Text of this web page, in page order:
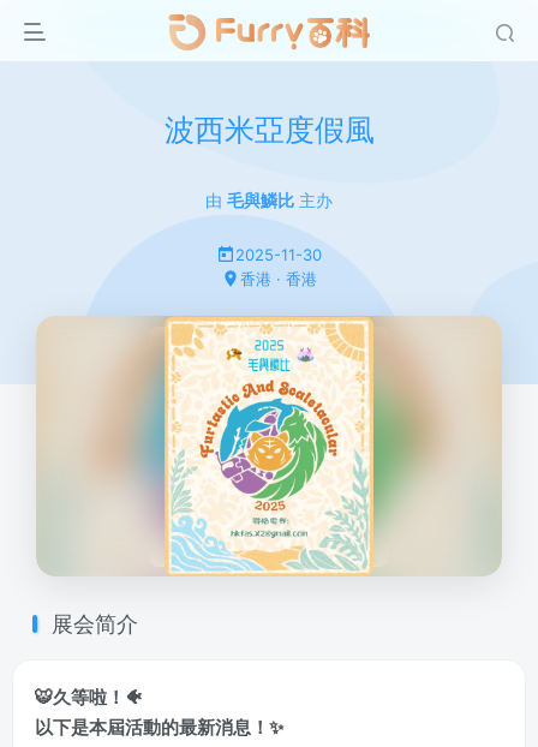
波西米亞度假風
由 毛與鱗比 主办
2025-11-30
香港 · 香港
展会简介
🐯久等啦！🐠
以下是本屆活動的最新消息！✨